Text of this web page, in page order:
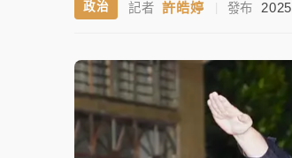
女律師陳昱瑄詐慈濟10億！
中信慈善基金會想增加董事
故宮《龍藏經》特展第2檔！
政治 記者 許皓婷 | 發布